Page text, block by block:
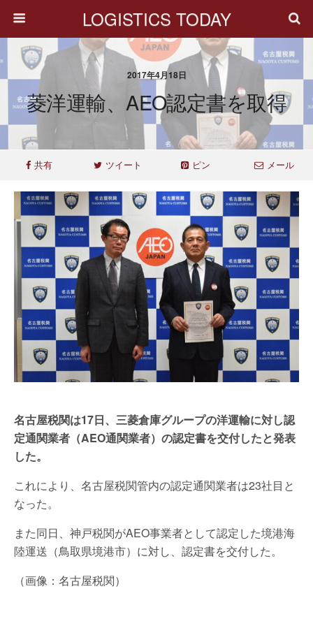
LOGISTICS TODAY
2017年4月18日
菱洋運輸、AEO認定書を取得
共有 ツイート ピン メール
名古屋税関は17日、三菱倉庫グループの洋運輸に対し認
定通関業者（AEO通関業者）の認定書を交付したと発表
した。
これにより、名古屋税関管内の認定通関業者は23社目と
なった。
また同日、神戸税関がAEO事業者として認定した境港海
陸運送（鳥取県境港市）に対し、認定書を交付した。
（画像：名古屋税関）